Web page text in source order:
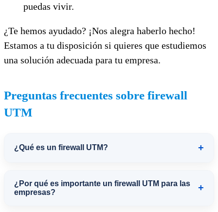
puedas vivir.
¿Te hemos ayudado? ¡Nos alegra haberlo hecho!
Estamos a tu disposición si quieres que estudiemos
una solución adecuada para tu empresa.
Preguntas frecuentes sobre firewall
UTM
¿Qué es un firewall UTM? +
Un firewall UTM (Unified Threat
Management) es una solución de
¿Por qué es importante un firewall UTM para las
empresas?
+